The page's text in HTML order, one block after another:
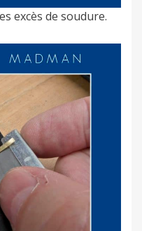
excès de soudure.